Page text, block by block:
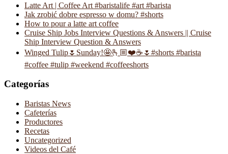
Latte Art | Coffee Art #baristalife #art #barista
Jak zrobić dobre espresso w domu? #shorts
How to pour a latte art coffee
Cruise Ship Jobs Interview Questions & Answers || Cruise
Ship Interview Question & Answers
Winged Tulip🌷Sunday!🤩🫰🏼❤️☕️🌷#shorts #barista
#coffee #tulip #weekend #coffeeshorts
Categorías
Baristas News
Cafeterías
Productores
Recetas
Uncategorized
Videos del Café